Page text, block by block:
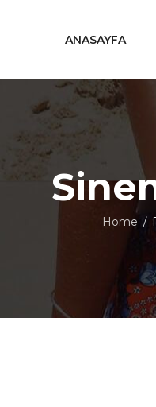
ANASAYFA
Home /